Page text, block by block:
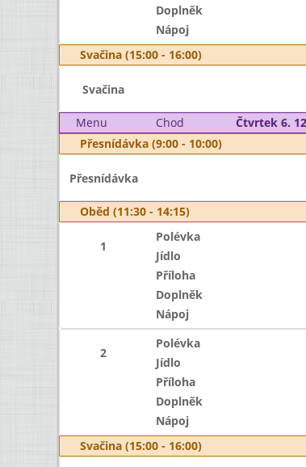
Doplněk
Nápoj
Svačina (15:00 - 16:00)
Svačina
Menu Chod Čtvrtek 6.
Přesnídávka (9:00 - 10:00)
Přesnídávka
Oběd (11:30 - 14:15)
1
Polévka
Jídlo
Příloha
Doplněk
Nápoj
2
Polévka
Jídlo
Příloha
Doplněk
Nápoj
Svačina (15:00 - 16:00)